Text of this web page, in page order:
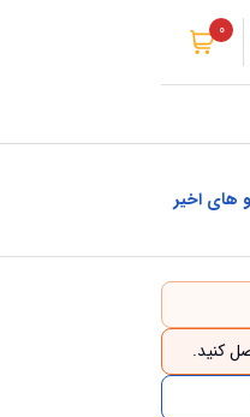
0
های اخیر
کنید.